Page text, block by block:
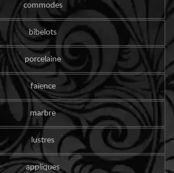
commodes
bibelots
porcelaine
faïence
marbre
lustres
appliques